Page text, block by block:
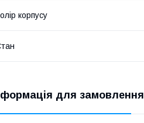
корпусу
для замовлення